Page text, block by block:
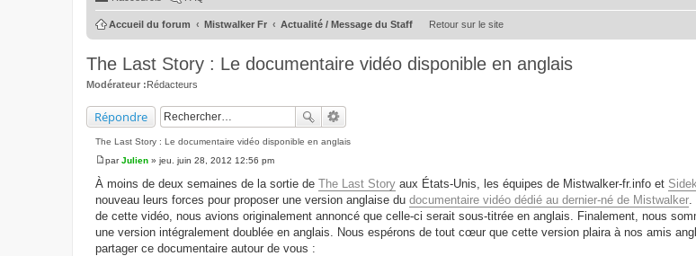
Retour sur le site
Accueil du forum Mistwalker Fr Actualité / Message du Staff
The Last Story : Le documentaire vidéo disponible en anglais
Modérateur :Rédacteurs
Répondre
The Last Story : Le documentaire vidéo disponible en anglais
M
s
s
g
e
parJulien » jeu. juin 28, 2012 12:56 pm
À moins de deux semaines de la sortie de The Last Story aux États-Unis, les équipes de Mistwalker-fr.info et
nouveau leurs forces pour proposer une version anglaise du documentaire vidéo dédié au dernier-né de Mistwalker
de cette vidéo, nous avions originalement annoncé que celle-ci serait sous-titrée en anglais. Finalement, nous
une version intégralement doublée en anglais. Nous espérons de tout cœur que cette version plaira à nos amis
partager ce documentaire autour de vous :